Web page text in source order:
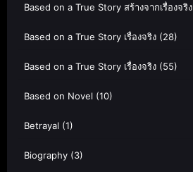
Based on a True Story สร้างจากเรื่องจริง
Based on a True Story เรื่องจริง (28)
Based on a True Story เรื่องจริง (55)
Based on Novel (10)
Betrayal (1)
Biography (3)